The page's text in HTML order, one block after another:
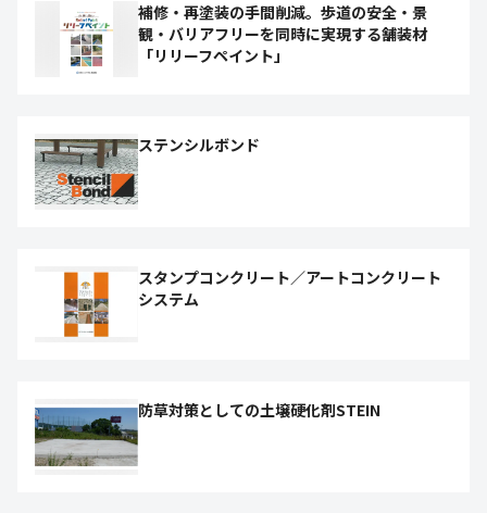
補修・再塗装の手間削減。歩道の安全・景
観・バリアフリーを同時に実現する舗装材
「リリーフペイント」
ステンシルボンド
スタンプコンクリート／アートコンクリート
システム
防草対策としての土壌硬化剤STEIN